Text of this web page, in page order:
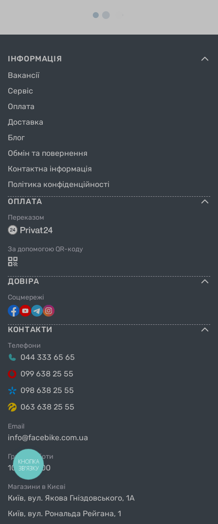
ІНФОРМАЦІЯ
Вакансії
Сервіс
Оплата
Доставка
Блог
Обмін та повернення
Контактна інформація
Політика конфіденційності
ОПЛАТА
Переказом
За допомогою QR-коду
ДОВІРА
Соцмережі
КОНТАКТИ
Телефони
044 333 65 65
099 638 25 55
098 638 25 55
063 638 25 55
Email
info@facebike.com.ua
Графік роботи
10:00-19:00
Магазини в Києві
Київ, вул. Якова Гніздовського, 1А
Київ, вул. Рональда Рейгана, 1
КНОПКА
ЗВ'ЯЗКУ